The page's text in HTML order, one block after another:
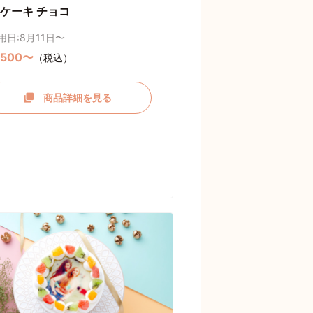
ーキ チョコ
日:8月11日〜
〜（税込）
商品詳細を見る